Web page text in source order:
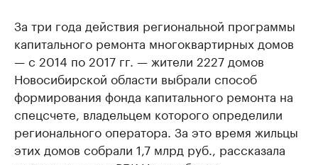
За три года действия региональной программы
капитального ремонта многоквартирных домов
— с 2014 по 2017 гг. — жители 2227 домов
Новосибирской области выбрали способ
формирования фонда капитального ремонта на
спецсчете, владельцем которого определили
регионального оператора. За это время жильцы
этих домов собрали 1,7 млрд руб., рассказала